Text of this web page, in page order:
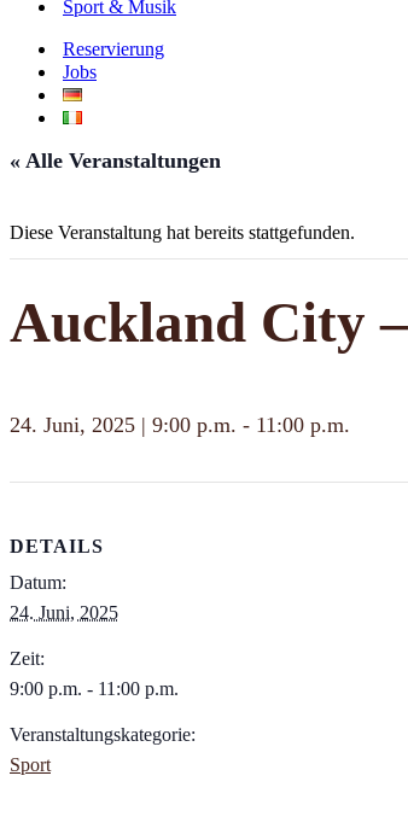
Sport & Musik
Reservierung
Jobs
« Alle Veranstaltungen
Diese Veranstaltung hat bereits stattgefunden.
Auckland City
24. Juni, 2025 | 9:00 p.m. - 11:00 p.m.
DETAILS
Datum:
24. Juni, 2025
Zeit:
9:00 p.m. - 11:00 p.m.
Veranstaltungskategorie:
Sport